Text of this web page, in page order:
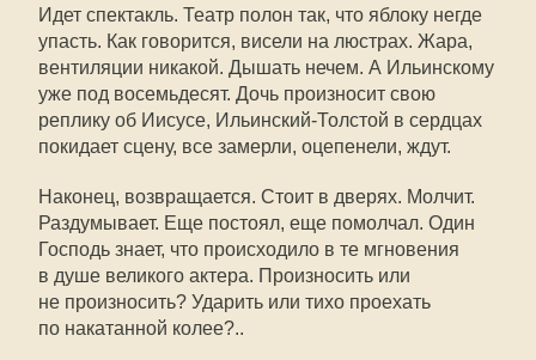
Идет спектакль. Театр полон так, что яблоку негде
упасть. Как говорится, висели на люстрах. Жара,
вентиляции никакой. Дышать нечем. А Ильинскому
уже под восемьдесят. Дочь произносит свою
реплику об Иисусе, Ильинский-Толстой в сердцах
покидает сцену, все замерли, оцепенели, ждут.
Наконец, возвращается. Стоит в дверях. Молчит.
Раздумывает. Еще постоял, еще помолчал. Один
Господь знает, что происходило в те мгновения
в душе великого актера. Произносить или
не произносить? Ударить или тихо проехать
по накатанной колее?..